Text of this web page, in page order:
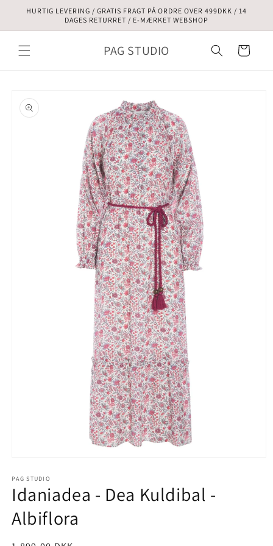
Gå til
HURTIG LEVERING / GRATIS FRAGT PÅ ORDRE OVER 499DKK / 14
DAGES RETURRET / E-MÆRKET WEBSHOP
PAG STUDIO Indkøbskurv
1
i
modus
PAG STUDIO
Idaniadea - Dea Kuldibal -
Albiflora